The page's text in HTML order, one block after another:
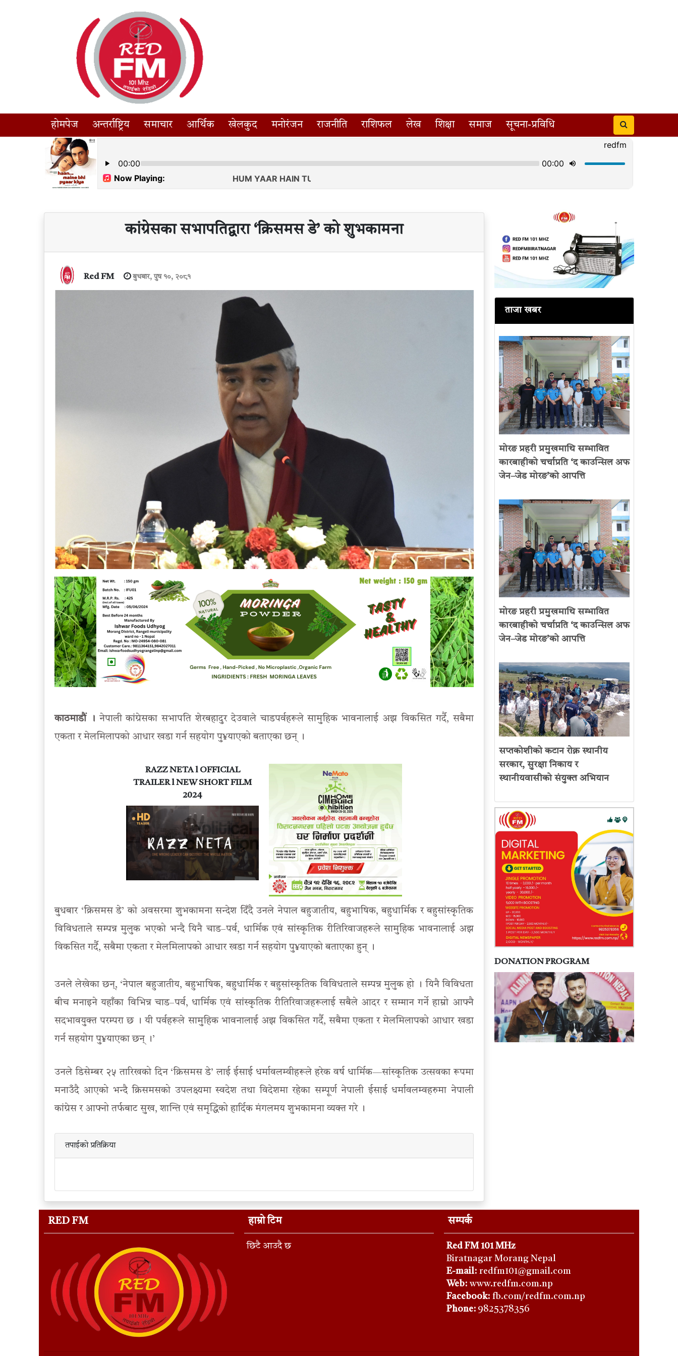
होमपेज अन्तर्राष्ट्रिय समाचार आर्थिक खेलकुद मनोरंजन राजनीति राशिफल लेख शिक्षा समाज सूचना-प्रविधि
कांग्रेसका सभापतिद्वारा ‘क्रिसमस डे’ को शुभकामना
Red FM बुधबार, पुष १०, २०८१
काठमाडौं । नेपाली कांग्रेसका सभापति शेरबहादुर देउवाले चाडपर्वहरूले सामुहिक भावनालाई अझ विकसित गर्दै, सबैमा
एकता र मेलमिलापको आधार खडा गर्न सहयोग पु¥याएको बताएका छन् ।
RAZZ NETA l OFFICIAL
TRAILER l NEW SHORT FILM
2024
बुधबार ‘क्रिसमस डे’ को अवसरमा शुभकामना सन्देश दिँदै उनले नेपाल बहुजातीय, बहुभाषिक, बहुधार्मिक र बहुसांस्कृतिक
विविधताले सम्पन्न मुलुक भएको भन्दै यिनै चाड–पर्व, धार्मिक एवं सांस्कृतिक रीतिरिवाजहरूले सामुहिक भावनालाई अझ
विकसित गर्दै, सबैमा एकता र मेलमिलापको आधार खडा गर्न सहयोग पु¥याएको बताएका हुन् ।
उनले लेखेका छन्, ‘नेपाल बहुजातीय, बहुभाषिक, बहुधार्मिक र बहुसांस्कृतिक विविधताले सम्पन्न मुलुक हो । यिनै विविधता
बीच मनाइने यहाँका विभिन्न चाड–पर्व, धार्मिक एवं सांस्कृतिक रीतिरिवाजहरूलाई सबैले आदर र सम्मान गर्ने हाम्रो आफ्नै
सदभावयुक्त परम्परा छ । यी पर्वहरूले सामुहिक भावनालाई अझ विकसित गर्दै, सबैमा एकता र मेलमिलापको आधार खडा
गर्न सहयोग पु¥याएका छन् ।’
उनले डिसेम्बर २५ तारिखको दिन ‘क्रिसमस डे’ लाई ईसाई धर्मावलम्वीहरूले हरेक वर्ष धार्मिक—सांस्कृतिक उत्सवका रूपमा
मनाउँदै आएको भन्दै क्रिसमसको उपलक्ष्यमा स्वदेश तथा विदेशमा रहेका सम्पूर्ण नेपाली ईसाई धर्मावलम्वहरुमा नेपाली
कांग्रेस र आफ्नो तर्फबाट सुख, शान्ति एवं समृद्धिको हार्दिक मंगलमय शुभकामना व्यक्त गरे ।
तपाईको प्रतिक्रिया
ताजा खबर
मोरङ प्रहरी प्रमुखमाथि सम्भावित
कारबाहीको चर्चाप्रति ‘द काउन्सिल अफ
जेन–जेड मोरङ’को आपत्ति
मोरङ प्रहरी प्रमुखमाथि सम्भावित
कारबाहीको चर्चाप्रति ‘द काउन्सिल अफ
जेन–जेड मोरङ’को आपत्ति
सप्तकोशीको कटान रोक्न स्थानीय
सरकार, सुरक्षा निकाय र
स्थानीयवासीको संयुक्त अभियान
DONATION PROGRAM
RED FM हाम्रो टिम
छिटै आउदै छ
सम्पर्क
Red FM 101 MHz
Biratnagar Morang Nepal
E-mail: redfm101@gmail.com
Web: www.redfm.com.np
Facebook:fb.com/redfm.com.np
Phone: 9825378356